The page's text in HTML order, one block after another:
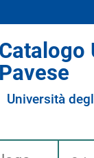
Catalogo
Pavese
Università